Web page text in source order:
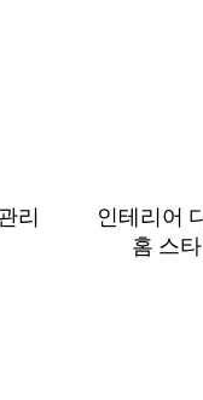
리
인테리어
홈 스⁠